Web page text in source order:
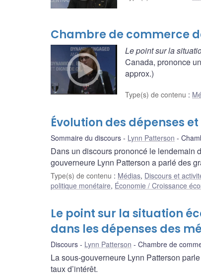
Chambre de commerce
Le point sur la
Canada, prononce
approx.)
Type(s) de contenu :
Évolution des dépenses
Sommaire du discours Lynn Patterson
Dans un discours prononcé le lendemain
gouverneure Lynn Patterson a parlé des
Type(s) de contenu : Médias, Discours et
politique monétaire, Économie / Croissance
Le point sur la situation
dans les dépenses des
Discours Lynn Patterson Chambre de
La sous-gouverneure Lynn Patterson
taux d’intérêt.